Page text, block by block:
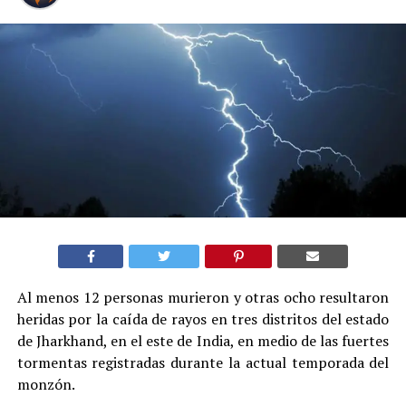
Al menos 12 personas murieron y otras ocho resultaron
heridas por la caída de rayos en tres distritos del estado
de Jharkhand, en el este de India, en medio de las fuertes
tormentas registradas durante la actual temporada del
monzón.